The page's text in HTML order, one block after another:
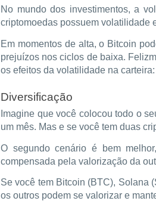
No mundo dos investimentos, a
criptomoedas possuem volatilidade
Em momentos de alta, o Bitcoin
prejuízos nos ciclos de baixa.
os efeitos da volatilidade na
Diversificação
Imagine que você colocou todo o
um mês. Mas e se você tem duas
O segundo cenário é bem
compensada pela valorização da
Se você tem Bitcoin (BTC), Solana
os outros podem se valorizar e